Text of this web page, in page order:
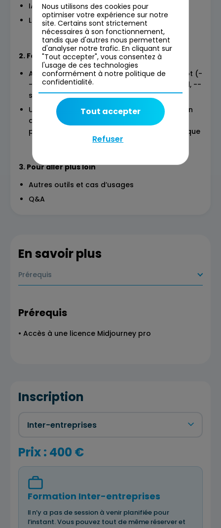
IA, éthique et propriété intellectuelle
Les Biais dans l’entrainement des IA
2. Focus Midjourney
Apprendre à utiliser les Extensions de prompt (-
-chaos, --stylize, --quality, --repeat, --seed, --
sref, cref, etc), cas pratique
Utiliser les IA pour industrialiser la production
de prompt et la création d’images :
présentation des principes, démo, cas pratique
3. Pour aller plus loin
Autres outils et cas d’usages
Q&A
En savoir plus
Prérequis
Prérequis
• Accès à une licence Midjourney pro
Inscription
Prix : 400 €
Formation Inter-entreprises
Il n’y a pas de session à venir planifiée pour
l’instant. Vous pouvez tout de même réserver et
Nous utilisons des cookies pour
optimiser votre expérience sur notre
site. Certains sont strictement
nécessaires à son fonctionnement,
tandis que d'autres nous permettent
d'analyser notre trafic. En cliquant sur
"Tout accepter", vous consentez à
l'usage de ces technologies
conformément à notre politique de
confidentialité.
Refuser
Tout accepter